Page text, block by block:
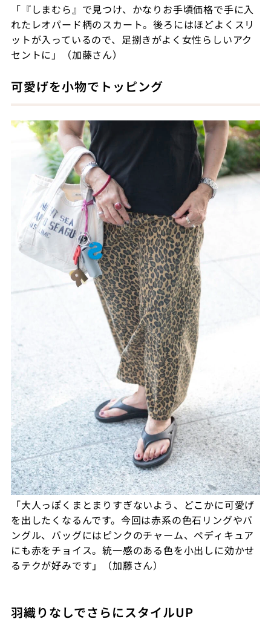
「『しまむら』で見つけ、かなりお手頃価格で手に入
れたレオパード柄のスカート。後ろにはほどよくスリ
ットが入っているので、足捌きがよく女性らしいアク
セントに」（加藤さん）
可愛げを小物でトッピング
「大人っぽくまとまりすぎないよう、どこかに可愛げ
を出したくなるんです。今回は赤系の色石リングやバ
ングル、バッグにはピンクのチャーム、ペディキュア
にも赤をチョイス。統一感のある色を小出しに効かせ
るテクが好みです」（加藤さん）
羽織りなしでさらにスタイルUP